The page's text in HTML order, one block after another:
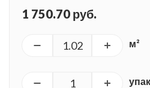
1 750.70 руб.
м²